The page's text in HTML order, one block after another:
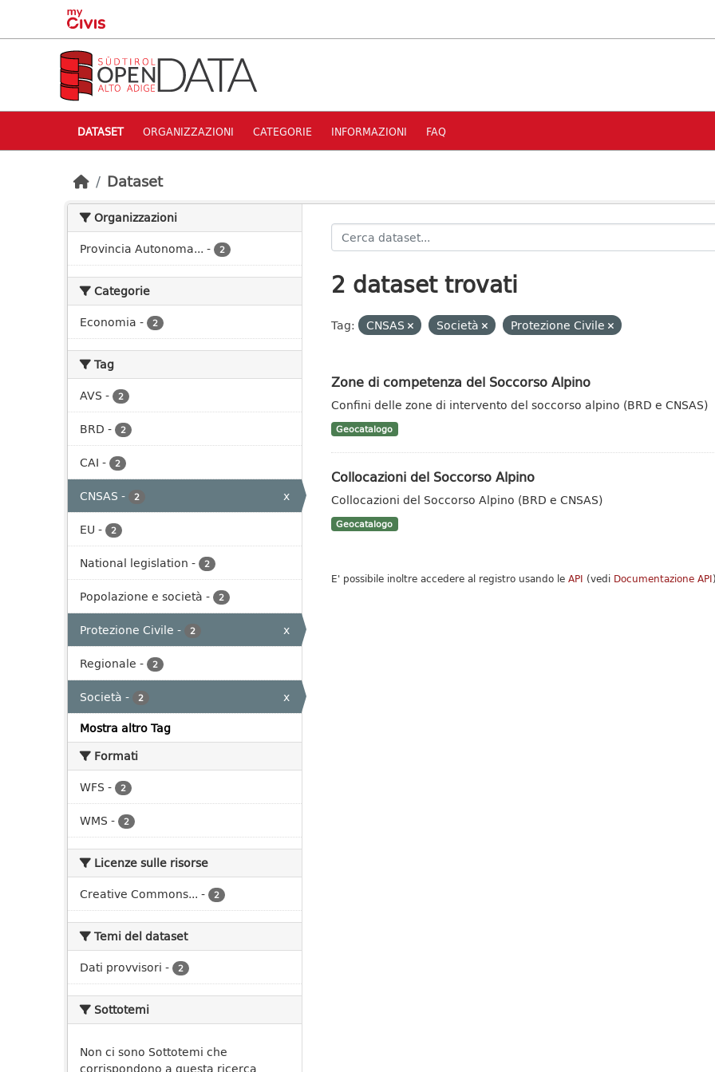
Skip to main content
DATASET ORGANIZZAZIONI CATEGORIE INFORMAZIONI FAQ
Dataset
Organizzazioni
Provincia Autonoma... - 2
Categorie
Economia - 2
Tag
AVS - 2
BRD - 2
CAI - 2
CNSAS - 2
x
EU - 2
National legislation - 2
Popolazione e società - 2
Protezione Civile - 2
x
Regionale - 2
Società - 2
x
Mostra altro Tag
Formati
WFS - 2
WMS - 2
Licenze sulle risorse
Creative Commons... - 2
Temi del dataset
Dati provvisori - 2
Sottotemi
Non ci sono Sottotemi che
corrispondono a questa ricerca
2 dataset trovati
Tag: CNSAS Società Protezione Civile
Zone di competenza del Soccorso Alpino
Confini delle zone di intervento del soccorso alpino (BRD e CNSAS)
Geocatalogo
Collocazioni del Soccorso Alpino
Collocazioni del Soccorso Alpino (BRD e CNSAS)
Geocatalogo
E' possibile inoltre accedere al registro usando le API (vedi Documentazione API